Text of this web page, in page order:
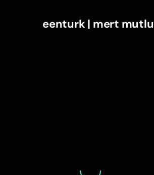
eenturk | mert mutlu